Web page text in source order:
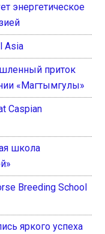
энергетическое
Asia
приток
«Магтымгулы»
Caspian
школа
Breeding School
яркого успеха